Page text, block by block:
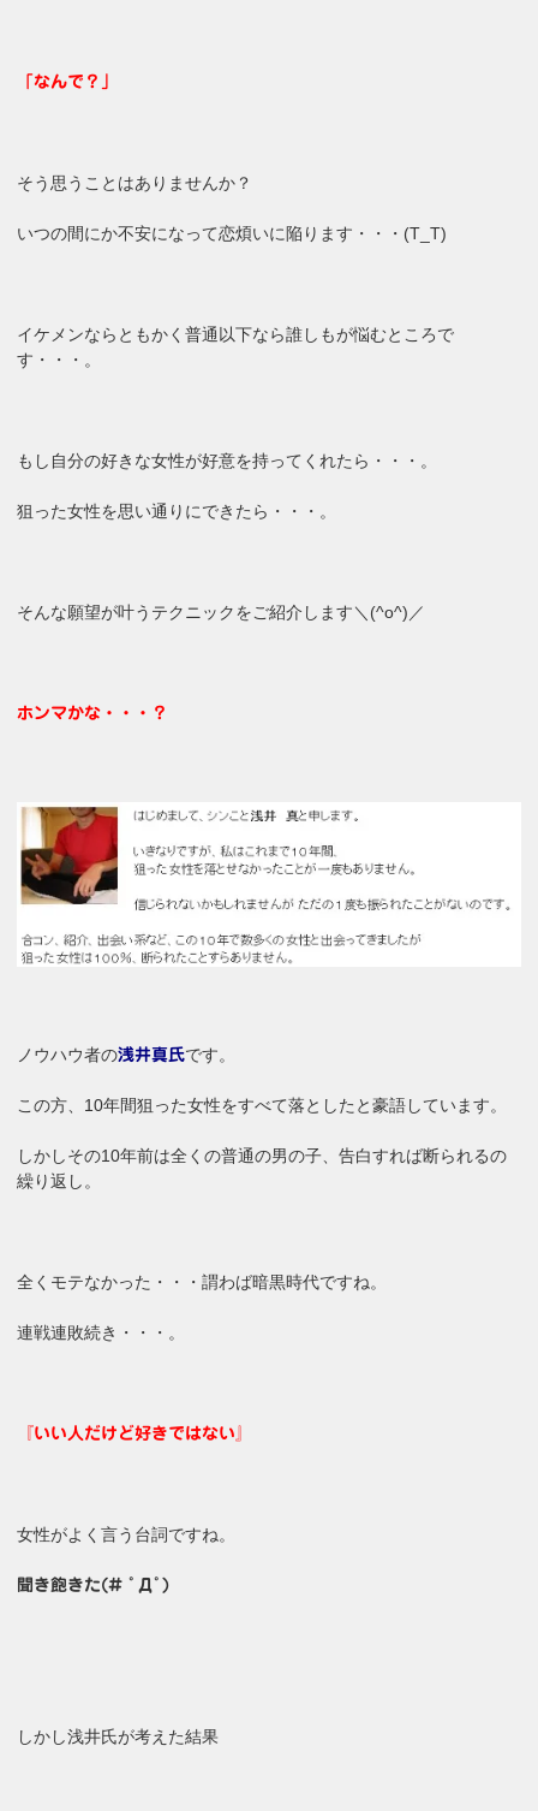
「なんで？」
そう思うことはありませんか？
いつの間にか不安になって恋煩いに陥ります・・・(T_T)
イケメンならともかく普通以下なら誰しもが悩むところで
す・・・。
もし自分の好きな女性が好意を持ってくれたら・・・。
狙った女性を思い通りにできたら・・・。
そんな願望が叶うテクニックをご紹介します＼(^o^)／
ホンマかな・・・？
ノウハウ者の浅井真氏です。
この方、10年間狙った女性をすべて落としたと豪語しています。
しかしその10年前は全くの普通の男の子、告白すれば断られるの
繰り返し。
全くモテなかった・・・謂わば暗黒時代ですね。
連戦連敗続き・・・。
『いい人だけど好きではない』
女性がよく言う台詞ですね。
聞き飽きた(# ﾟДﾟ)
しかし浅井氏が考えた結果